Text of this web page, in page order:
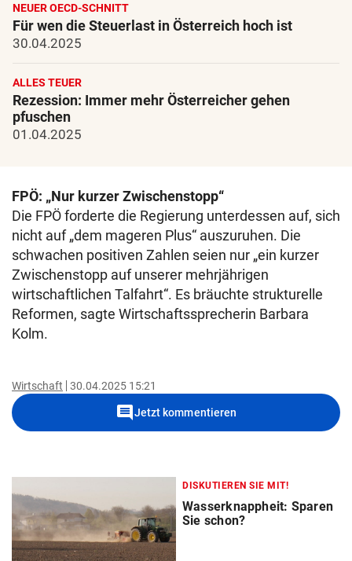
NEUER OECD-SCHNITT
Für wen die Steuerlast in Österreich hoch ist
30.04.2025
ALLES TEUER
Rezession: Immer mehr Österreicher gehen
pfuschen
01.04.2025
FPÖ: „Nur kurzer Zwischenstopp“
Die FPÖ forderte die Regierung unterdessen auf, sich
nicht auf „dem mageren Plus“ auszuruhen. Die
schwachen positiven Zahlen seien nur „ein kurzer
Zwischenstopp auf unserer mehrjährigen
wirtschaftlichen Talfahrt“. Es bräuchte strukturelle
Reformen, sagte Wirtschaftssprecherin Barbara
Kolm.
Wirtschaft 30.04.2025 15:21
commentJetzt kommentieren
DISKUTIEREN SIE MIT!
Wasserknappheit: Sparen
Sie schon?